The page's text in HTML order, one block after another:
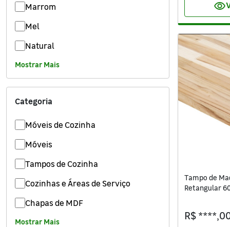
Marrom
Mel
Natural
Mostrar Mais
Categoria
Móveis de Cozinha
Móveis
Tampos de Cozinha
Cozinhas e Áreas de Serviço
Chapas de MDF
Mostrar Mais
visibility
Tampo de
Retangular
R$